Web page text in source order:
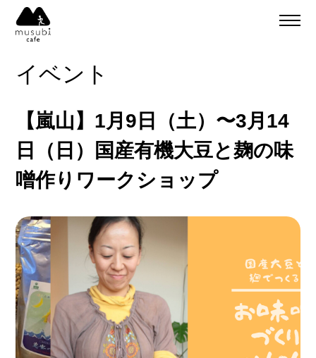
イベント
musubi
嵐山
ご予約＆リクエスト
Company
Recruit
イベント
【嵐山】1月9日（土）〜3月14
日（日）国産有機大豆と麹の味
噌作りワークショップ